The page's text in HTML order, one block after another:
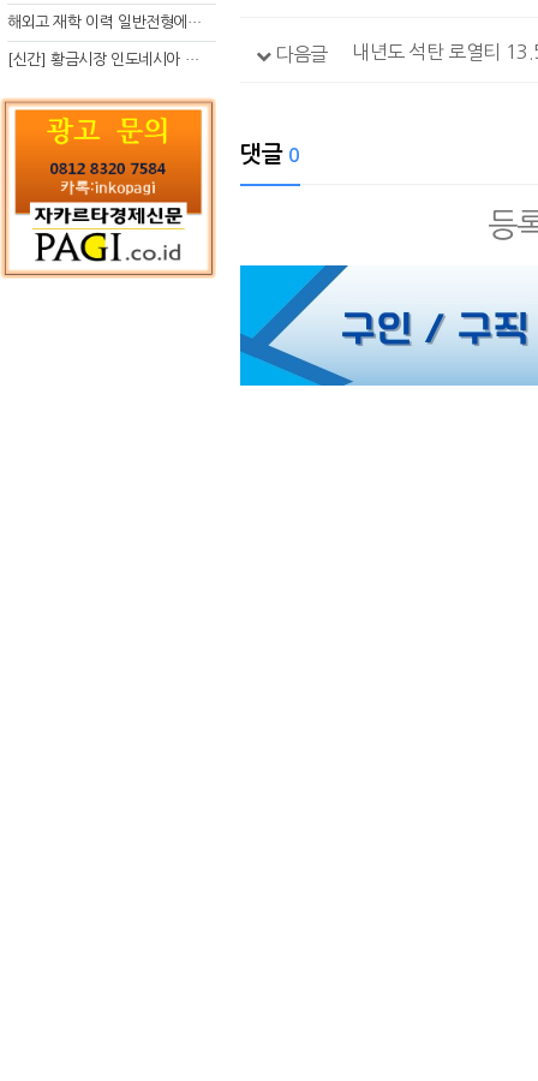
해외고 재학 이력 일반전형에서 분명한 입시 강점 살리는 전략
[신간] 황금시장 인도네시아 슈퍼리치의 성공 수업 다음글 내년도 석탄 로열티
댓글 0
등